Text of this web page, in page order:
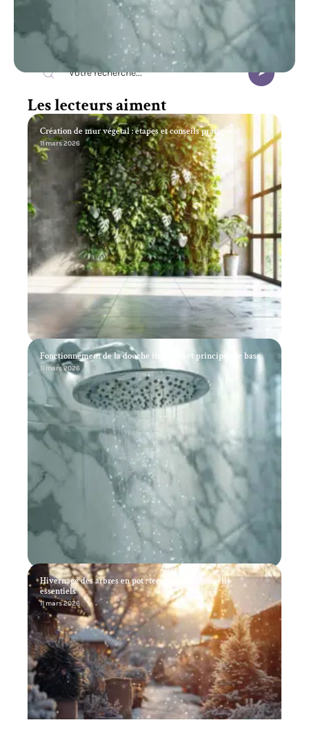
Recherche
Les lecteurs aiment
Création de mur végétal : étapes et conseils pratiques
11 mars 2026
Fonctionnement de la douche italienne et principes de base
11 mars 2026
Hivernage des arbres en pot : techniques et conseils
essentiels
11 mars 2026